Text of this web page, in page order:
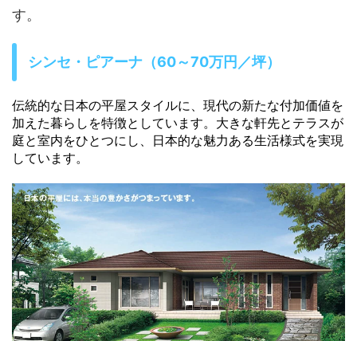
す。
シンセ・ピアーナ（60～70万円／坪）
伝統的な日本の平屋スタイルに、現代の新たな付加価値を
加えた暮らしを特徴としています。大きな軒先とテラスが
庭と室内をひとつにし、日本的な魅力ある生活様式を実現
しています。